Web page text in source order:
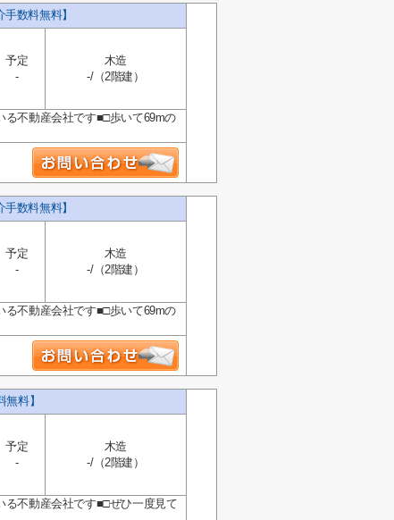
数料無料】
予定
-
木造
-/（2階建）
る不動産会社です■□歩いて69mの
数料無料】
予定
-
木造
-/（2階建）
る不動産会社です■□歩いて69mの
料】
予定
-
木造
-/（2階建）
る不動産会社です■□ぜひ一度見て